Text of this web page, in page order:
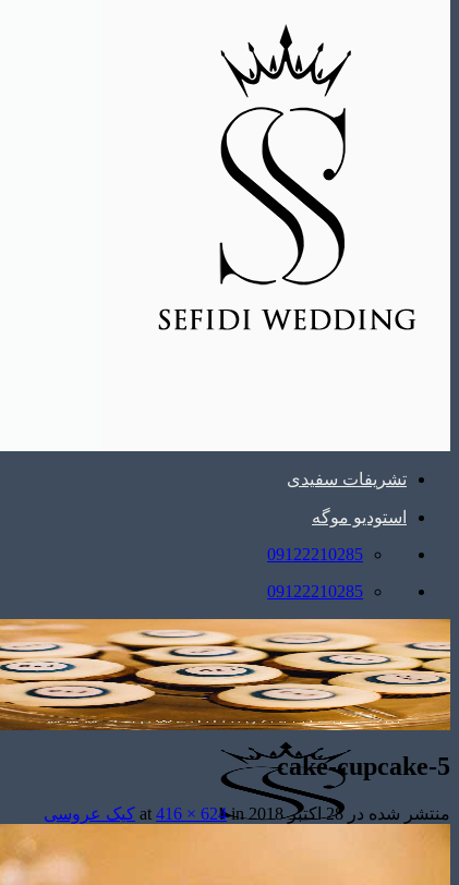
تشریفات سفیدی
استودیو موگه
09122210285
09122210285
cake-cupcake-5
منتشر شده در28 اکتبر 2018 at
416 × 624in کیک عروسی